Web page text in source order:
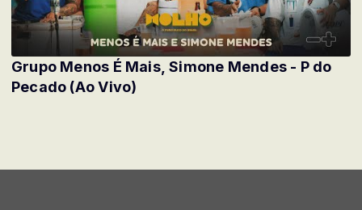
Grupo Menos É Mais, Simone Mendes - P do
Pecado (Ao Vivo)